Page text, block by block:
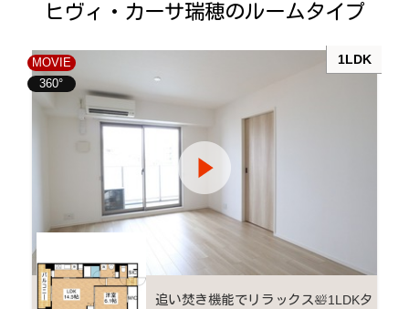
ヒヴィ・カーサ瑞穂のルームタイプ
MOVIE
360°
1LDK
追い焚き機能でリラックス🛀1LDKタ